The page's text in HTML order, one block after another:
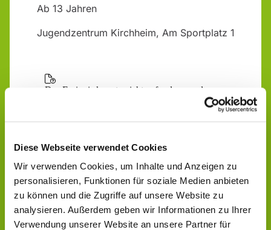
Diese Webseite verwendet Cookies
Wir verwenden Cookies, um Inhalte und Anzeigen zu
personalisieren, Funktionen für soziale Medien anbieten
zu können und die Zugriffe auf unsere Website zu
analysieren. Außerdem geben wir Informationen zu Ihrer
Verwendung unserer Website an unsere Partner für
Ab 13 Jahren
Jugendzentrum Kirchheim, Am Sportplatz 1